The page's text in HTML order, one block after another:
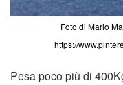
Foto di Mario
https://
Pesa poco più di